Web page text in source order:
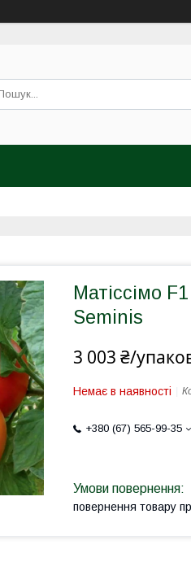
Матіссімо
Seminis
3 003 ₴/
Немає в наявності
+380 (67) 565-99-35
повернення товару